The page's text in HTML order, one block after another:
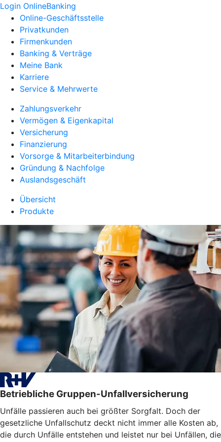
Login OnlineBanking
Online-Geschäftsstelle
Privatkunden
Firmenkunden
Banking & Verträge
Meine Bank
Karriere
Service & Mehrwerte
Zahlungsverkehr
Vermögen & Eigenkapital
Versicherung
Finanzierung
Vorsorge & Mitarbeiterbindung
Gründung & Nachfolge
Auslandsgeschäft
Übersicht
Produkte
Betriebliche Gruppen-Unfallversicherung
Unfälle passieren auch bei größter Sorgfalt. Doch der
gesetzliche Unfallschutz deckt nicht immer alle Kosten ab,
die durch Unfälle entstehen und leistet nur bei Unfällen, die